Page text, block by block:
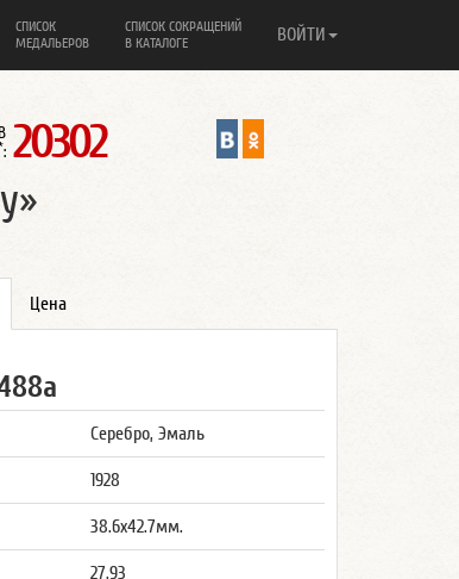
СПИСОК
МЕДАЛЬЕРОВ
СПИСОК СОКРАЩЕНИЙ
В КАТАЛОГЕ
ВОЙТИ
: 20302
Цена
Серебро, Эмаль
1928
38.6x42.7мм.
27.93